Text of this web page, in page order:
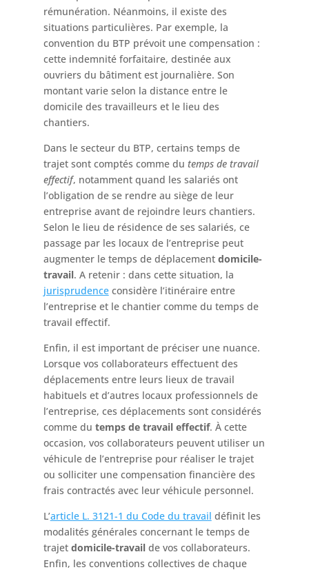
rémunération. Néanmoins, il existe des
situations particulières. Par exemple, la
convention du BTP prévoit une compensation :
cette indemnité forfaitaire, destinée aux
ouvriers du bâtiment est journalière. Son
montant varie selon la distance entre le
domicile des travailleurs et le lieu des
chantiers.
Dans le secteur du BTP, certains temps de
trajet sont comptés comme du temps de travail
effectif, notamment quand les salariés ont
l’obligation de se rendre au siège de leur
entreprise avant de rejoindre leurs chantiers.
Selon le lieu de résidence de ses salariés, ce
passage par les locaux de l’entreprise peut
augmenter le temps de déplacement domicile-
travail. A retenir : dans cette situation, la
jurisprudenceconsidère l’itinéraire entre
l’entreprise et le chantier comme du temps de
travail effectif.
Enfin, il est important de préciser une nuance.
Lorsque vos collaborateurs effectuent des
déplacements entre leurs lieux de travail
habituels et d’autres locaux professionnels de
l’entreprise, ces déplacements sont considérés
comme du temps de travail effectif. À cette
occasion, vos collaborateurs peuvent utiliser un
véhicule de l’entreprise pour réaliser le trajet
ou solliciter une compensation financière des
frais contractés avec leur véhicule personnel.
L’article L. 3121-1 du Code du travail définit les
modalités générales concernant le temps de
trajet domicile-travailde vos collaborateurs.
Enfin, les conventions collectives de chaque